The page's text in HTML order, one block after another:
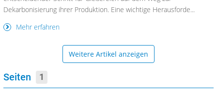
Dekarbonisierung ihrer Produktion. Eine wichtige Herausforde...
Mehr erfahren
Weitere Artikel anzeigen
Seiten 1